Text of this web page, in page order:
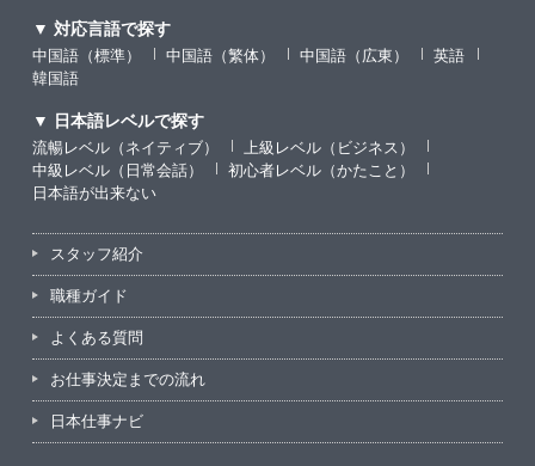
▼ 対応言語で探す
中国語（標準） 中国語（繁体） 中国語（広東）
英語
韓国語
▼ 日本語レベルで探す
流暢レベル（ネイティブ）
上級レベル（ビジネス）
中級レベル（日常会話）
初心者レベル（かたこと）
日本語が出来ない
スタッフ紹介
職種ガイド
よくある質問
お仕事決定までの流れ
日本仕事ナビ